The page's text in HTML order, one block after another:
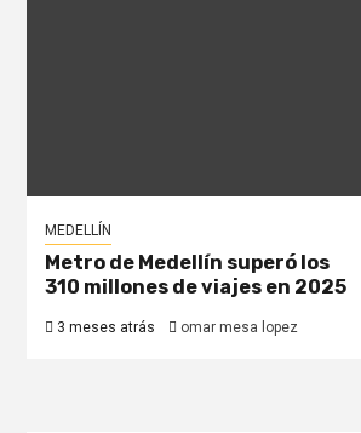
MEDELLÍN
Metro de Medellín superó los
310 millones de viajes en 2025
3 meses atrás omar mesa lopez